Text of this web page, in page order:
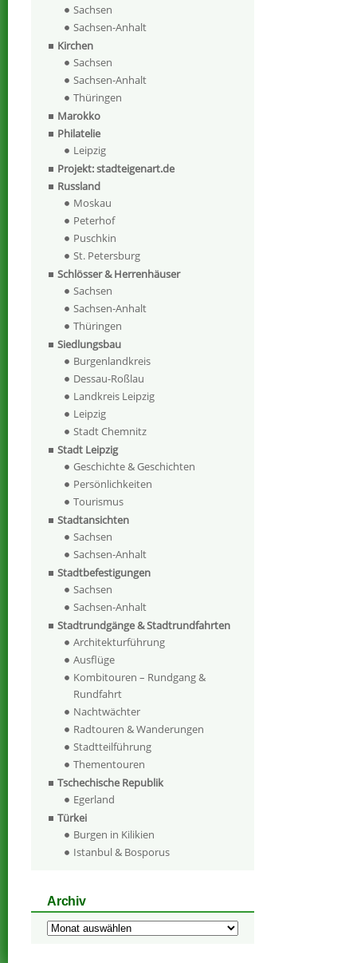
Sachsen
Sachsen-Anhalt
Kirchen
Sachsen
Sachsen-Anhalt
Thüringen
Marokko
Philatelie
Leipzig
Projekt: stadteigenart.de
Russland
Moskau
Peterhof
Puschkin
St. Petersburg
Schlösser & Herrenhäuser
Sachsen
Sachsen-Anhalt
Thüringen
Siedlungsbau
Burgenlandkreis
Dessau-Roßlau
Landkreis Leipzig
Leipzig
Stadt Chemnitz
Stadt Leipzig
Geschichte & Geschichten
Persönlichkeiten
Tourismus
Stadtansichten
Sachsen
Sachsen-Anhalt
Stadtbefestigungen
Sachsen
Sachsen-Anhalt
Stadtrundgänge & Stadtrundfahrten
Architekturführung
Ausflüge
Kombitouren – Rundgang &
Rundfahrt
Nachtwächter
Radtouren & Wanderungen
Stadtteilführung
Thementouren
Tschechische Republik
Egerland
Türkei
Burgen in Kilikien
Istanbul & Bosporus
Archiv
Archiv